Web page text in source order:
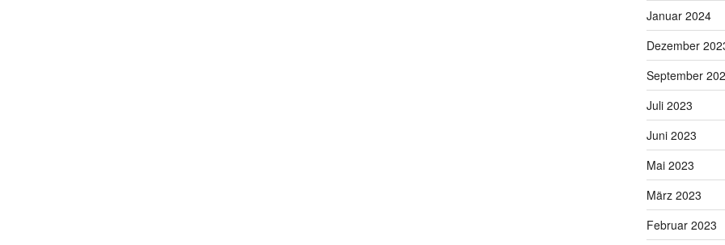
Januar 2024
Dezember
September
Juli 2023
Juni 2023
Mai 2023
März 2023
Februar 2023